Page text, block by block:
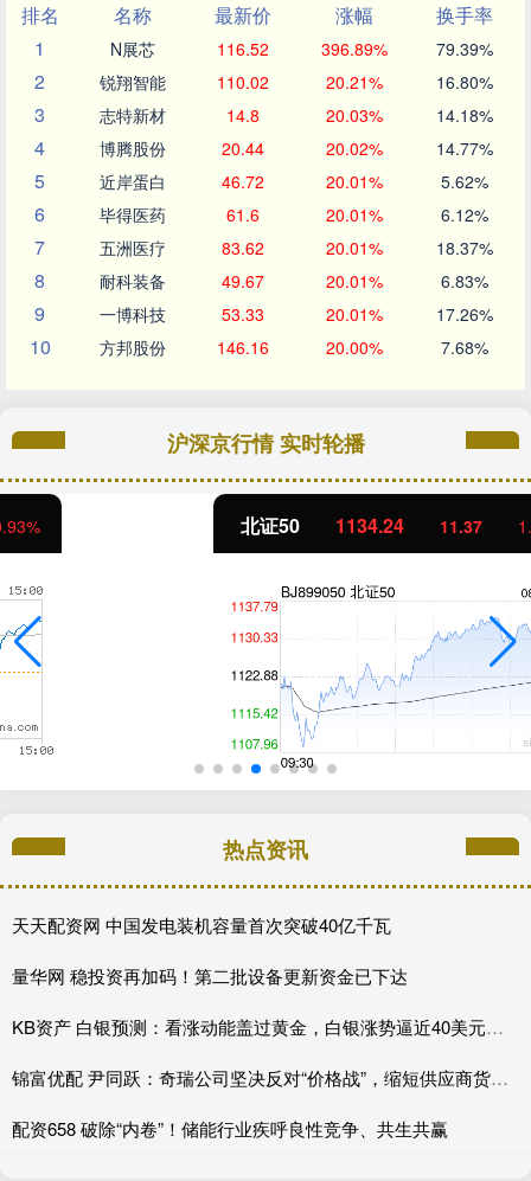
排名
名称 最新价 涨幅
换手率
1
N展芯 116.52 396.89% 79.39%
2 锐翔智能 110.02 20.21% 16.80%
3 志特新材 14.8 20.03% 14.18%
4 博腾股份 20.44 20.02% 14.77%
5 近岸蛋白 46.72 20.01% 5.62%
6 毕得医药 61.6 20.01% 6.12%
7 五洲医疗 83.62 20.01% 18.37%
8 耐科装备 49.67 20.01% 6.83%
9 一博科技 53.33 20.01% 17.26%
10 方邦股份 146.16 20.00% 7.68%
沪深京行情 实时轮播
1134.24 11.37 1.01%
热点资讯
天天配资网 中国发电装机容量首次突破40亿千瓦
量华网 稳投资再加码！第二批设备更新资金已下达
KB资产 白银预测：看涨动能盖过黄金，白银涨势逼近40美元关口
锦富优配 尹同跃：奇瑞公司坚决反对“价格战”，缩短供应商货款支付账期
配资658 破除“内卷”！储能行业疾呼良性竞争、共生共赢